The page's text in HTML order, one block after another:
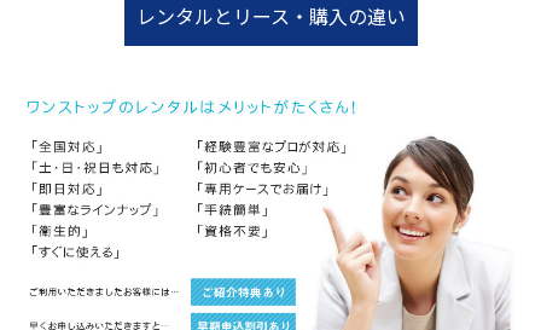
レンタルとリース・購入の違い